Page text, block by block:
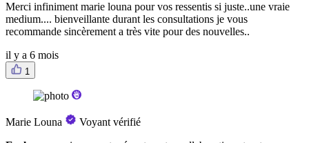
Merci infiniment marie louna pour vos ressentis si juste..une vraie
medium.... bienveillante durant les consultations je vous
recommande sincèrement a très vite pour des nouvelles..
il y a 6 mois
1
Marie Louna
Voyant vérifié